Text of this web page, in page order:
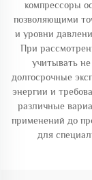
компрессоры
позволяющими
и уровни
При
учитывать
долгосрочные
энергии и
различные
применений до
для